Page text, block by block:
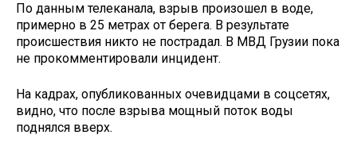
По данным телеканала, взрыв произошел в воде,
примерно в 25 метрах от берега. В результате
происшествия никто не пострадал. В МВД Грузии пока
не прокомментировали инцидент.
На кадрах, опубликованных очевидцами в соцсетях,
видно, что после взрыва мощный поток воды
поднялся вверх.